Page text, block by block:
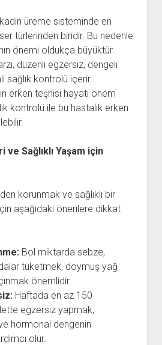
üreme sisteminde en
türlerinden biridir. Bu nedenle
önemi oldukça büyüktür.
düzenli egzersiz, dengeli
sağlık kontrolü içerir.
erken teşhisi hayati önem
kontrolü ile bu hastalık erken
ve Sağlıklı Yaşam için
korunmak ve sağlıklı bir
aşağıdaki önerilere dikkat
Bol miktarda sebze,
tüketmek, doymuş yağ
önemlidir.
Haftada en az 150
egzersiz yapmak,
hormonal dengenin
olur.